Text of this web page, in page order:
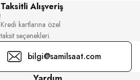
Taksitli Alışveriş
Kredi kartlarına özel
taksit seçenekleri.
bilgi@samilsaat.com